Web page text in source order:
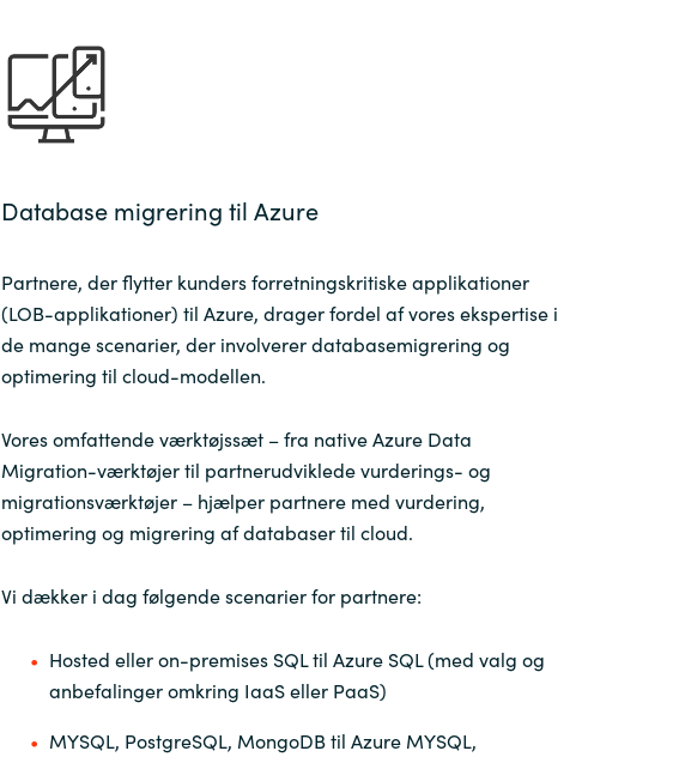
Database migrering til Azure
Partnere, der flytter kunders forretningskritiske applikationer
(LOB-applikationer) til Azure, drager fordel af vores ekspertise i
de mange scenarier, der involverer databasemigrering og
optimering til cloud-modellen.
Vores omfattende værktøjssæt – fra native Azure Data
Migration-værktøjer til partnerudviklede vurderings- og
migrationsværktøjer – hjælper partnere med vurdering,
optimering og migrering af databaser til cloud.
Vi dækker i dag følgende scenarier for partnere:
Hosted eller on-premises SQL til Azure SQL (med valg og
anbefalinger omkring IaaS eller PaaS)
MYSQL, PostgreSQL, MongoDB til Azure MYSQL,